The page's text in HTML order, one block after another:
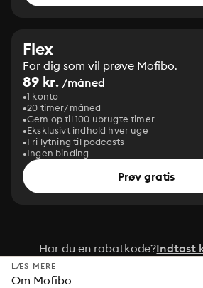
Flex
For dig som vil prøve Mofibo.
89 kr. /måned
1 konto
20 timer/måned
Gem op til 100 ubrugte timer
Eksklusivt indhold hver uge
Fri lytning til podcasts
Ingen binding
Prøv gratis
Har du en rabatkode?Indtast
LÆS MERE
Om Mofibo